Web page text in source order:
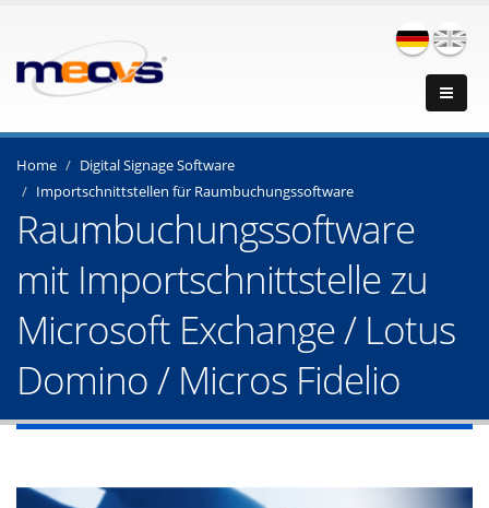
Home
Digital Signage Software
Importschnittstellen für Raumbuchungssoftware
Raumbuchungssoftware
mit Importschnittstelle zu
Microsoft Exchange / Lotus
Domino / Micros Fidelio